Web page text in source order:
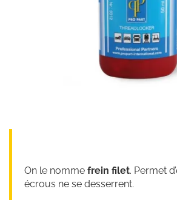
On le nomme frein filet. Permet
écrous ne se desserrent.